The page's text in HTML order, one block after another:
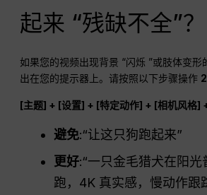
起来 “残缺不全”？
如果您的视频出现背景 “闪烁 ”或肢体变形
出在您的提示器上。请按照以下步骤操作
[主题] + [设置] + [特定动作] + [相机风格]
避免:“让这只狗跑起来”
更好:“一只金毛猎犬在阳
跑，4K 真实感，慢动作跟